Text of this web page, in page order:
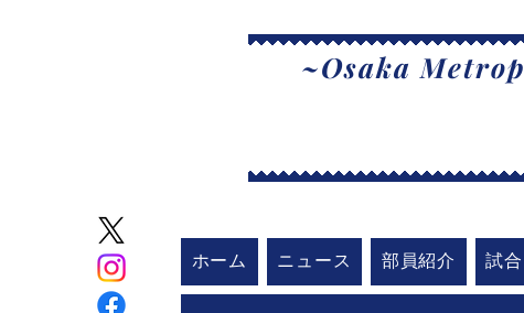
~Osaka
ホーム ニュース 部員紹介 試